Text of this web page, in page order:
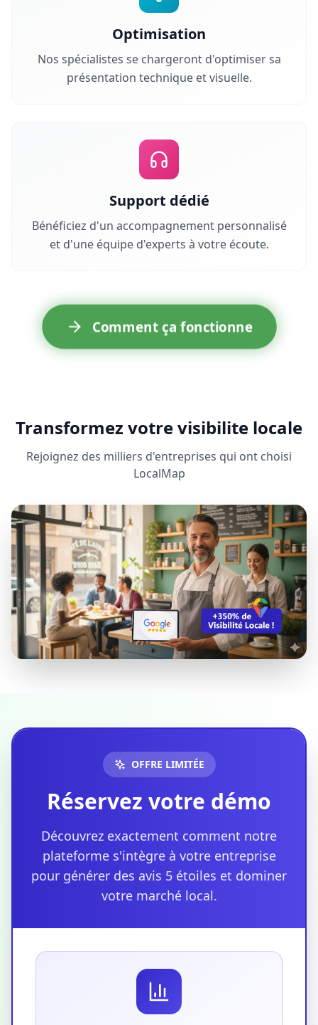
Optimisation
Nos spécialistes se chargeront d'optimiser sa
présentation technique et visuelle.
Support dédié
Bénéficiez d'un accompagnement personnalisé
et d'une équipe d'experts à votre écoute.
Comment ça fonctionne
Transformez votre visibilite locale
Rejoignez des milliers d'entreprises qui ont choisi
LocalMap
OFFRE LIMITÉE
Réservez votre démo
Découvrez exactement comment notre
plateforme s'intègre à votre entreprise
pour générer des avis 5 étoiles et dominer
votre marché local.